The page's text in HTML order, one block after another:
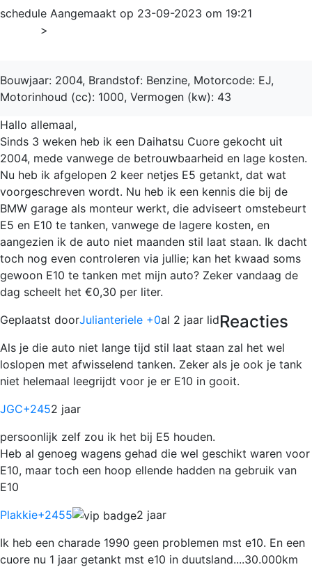
schedule Aangemaakt op 23-09-2023 om 19:21
>
Bouwjaar: 2004, Brandstof: Benzine, Motorcode: EJ,
Motorinhoud (cc): 1000, Vermogen (kw): 43
Hallo allemaal,
Sinds 3 weken heb ik een Daihatsu Cuore gekocht uit
2004, mede vanwege de betrouwbaarheid en lage kosten.
Nu heb ik afgelopen 2 keer netjes E5 getankt, dat wat
voorgeschreven wordt. Nu heb ik een kennis die bij de
BMW garage als monteur werkt, die adviseert omstebeurt
E5 en E10 te tanken, vanwege de lagere kosten, en
aangezien ik de auto niet maanden stil laat staan. Ik dacht
toch nog even controleren via jullie; kan het kwaad soms
gewoon E10 te tanken met mijn auto? Zeker vandaag de
dag scheelt het €0,30 per liter.
Geplaatst doorJulianteriele +0al 2 jaar lidReacties
Als je die auto niet lange tijd stil laat staan zal het wel
loslopen met afwisselend tanken. Zeker als je ook je tank
niet helemaal leegrijdt voor je er E10 in gooit.
JGC+2452 jaar
persoonlijk zelf zou ik het bij E5 houden.
Heb al genoeg wagens gehad die wel geschikt waren voor
E10, maar toch een hoop ellende hadden na gebruik van
E10
Plakkie+2455
2 jaar
Ik heb een charade 1990 geen problemen mst e10. En een
cuore nu 1 jaar getankt mst e10 in duutsland....30.000km